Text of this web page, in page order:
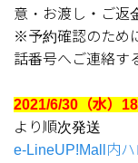
意・お渡し・ご返
※予約確認のため
話番号へご連絡す
2021/6/30（水）
より順次発送
e-LineUP!Mall内